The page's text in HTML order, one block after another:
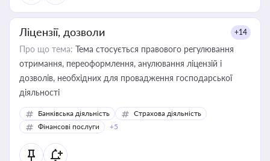
Ліцензії, дозволи +14
Про що тема: Тема стосується правового регулювання
отримання, переоформлення, анулювання ліцензій і
дозволів, необхідних для провадження господарської
діяльності
Банківська діяльність
Страхова діяльність
Фінансові послуги
+5